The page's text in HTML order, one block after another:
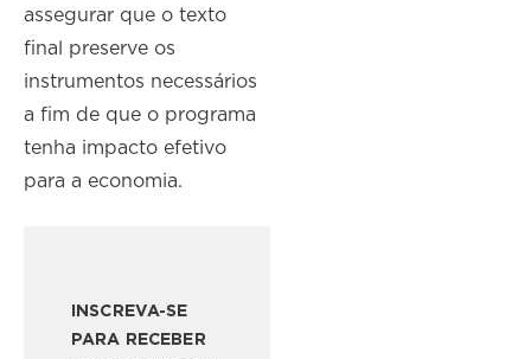
assegurar que o texto
final preserve os
instrumentos necessários
a fim de que o programa
tenha impacto efetivo
para a economia.
INSCREVA-SE
PARA RECEBER